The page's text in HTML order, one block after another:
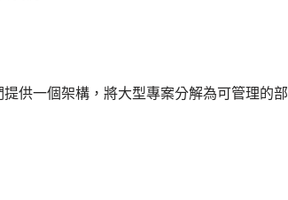
供一個架構，將大型專案分解為可管理的部